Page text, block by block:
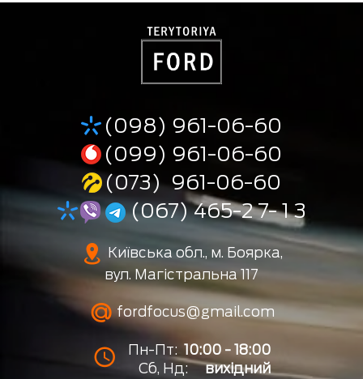
(098) 961-06-60
(099) 961-06-60
(073) 961-06-60
(067) 465-2 7- 1 3
Київська обл., м. Боярка,
вул. Магістральна 117
fordfocus@gmail.com
Пн-Пт: 10:00 - 18:00
Сб, Нд:
вихідний